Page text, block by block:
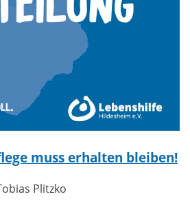
muss erhalten bleiben!
Plitzko